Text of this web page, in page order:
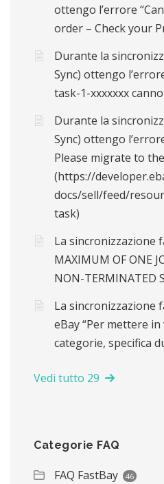
ottengo l’errore
order – Check your
Durante la
Sync) ottengo
task-1-xxxxxxx
Durante la
Sync) ottengo
Please migrate to the
(https://
docs/sell/feed/
task)
La sincronizzazione
MAXIMUM OF ONE
NON-TERMINATED
La sincronizzazione
eBay “Per mettere
categorie, specifica
Vedi tutto 29
Categorie FAQ
FAQ FastBay 46